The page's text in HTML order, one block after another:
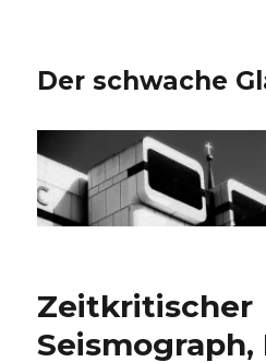
Der schwache
Zeitkritischer
Seismograph,